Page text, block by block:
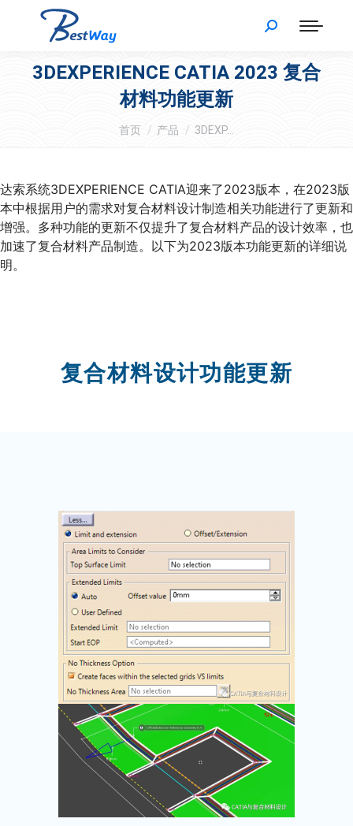
3DEXPERIENCE CATIA 2023 复合
材料功能更新
您在这里：
首页 产品 3DEXP…
达索系统3DEXPERIENCE CATIA迎来了2023版本，在2023版
本中根据用户的需求对复合材料设计制造相关功能进行了更新和
增强。多种功能的更新不仅提升了复合材料产品的设计效率，也
加速了复合材料产品制造。以下为2023版本功能更新的详细说
明。
复合材料设计功能更新